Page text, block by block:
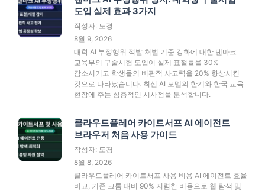
도입 실제 효과 3가지
작성자: 도경
8월 9, 2026
대학 AI 부정행위 적발 처벌 기준 강화에 대한 덴마크
교육부의 구술시험 도입이 실제 표절률을 30%
감소시키고 학생들의 비판적 사고력을 20% 향상시킨
것으로 나타났습니다. 최신 AI 모델의 한계와 한국 교육
현장에 주는 심층적인 시사점을 분석합니다.
클라우드플레어 카이트서프 AI 에이전트
브라우저 처음 사용 가이드
작성자: 도경
8월 8, 2026
클라우드플레어 카이트서프 사용 비용 AI 에이전트 효율
비교, 기존 크롬 대비 90% 저렴한 비용으로 웹 탐색 및